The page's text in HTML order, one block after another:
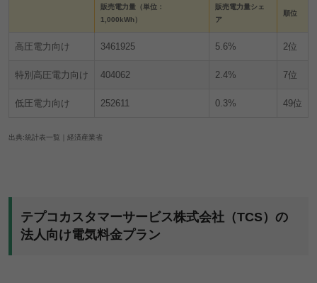
販売電力量（単位：
1,000kWh）
販売電力量シェ
ア
順位
高圧電力向け 3461925 5.6% 2位
特別高圧電力向け 404062 2.4% 7位
低圧電力向け 252611 0.3% 49位
出典:統計表一覧｜経済産業省
テプコカスタマーサービス株式会社（TCS）の
法人向け電気料金プラン